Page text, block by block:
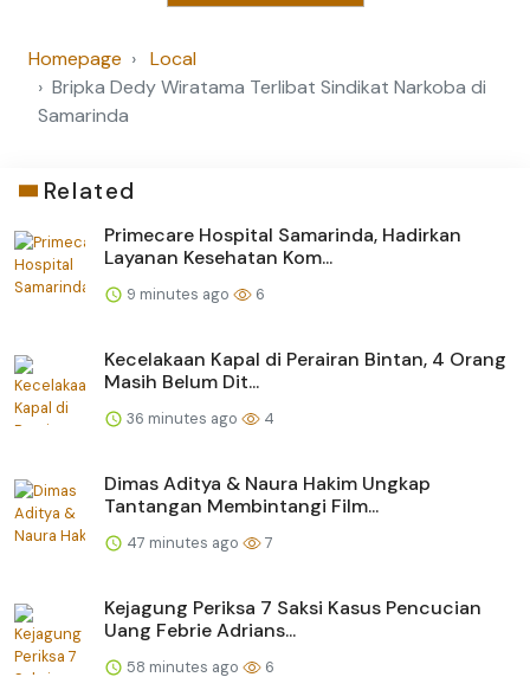
Homepage
Local
Bripka Dedy Wiratama Terlibat Sindikat Narkoba di
Samarinda
Related
Primecare Hospital Samarinda, Hadirkan
Layanan Kesehatan Kom...
9 minutes ago 6
Kecelakaan Kapal di Perairan Bintan, 4 Orang
Masih Belum Dit...
36 minutes ago 4
Dimas Aditya & Naura Hakim Ungkap
Tantangan Membintangi Film...
47 minutes ago 7
Kejagung Periksa 7 Saksi Kasus Pencucian
Uang Febrie Adrians...
58 minutes ago 6